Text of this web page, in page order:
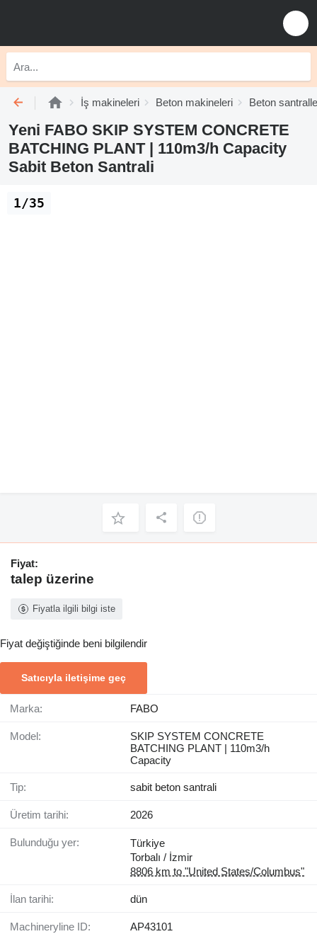
İş makineleri Beton makineleri Beton
Yeni FABO SKIP SYSTEM CONCRETE
BATCHING PLANT | 110m3/h Capacity
Sabit Beton Santrali
1/35
Fiyat:
talep üzerine
Fiyatla ilgili bilgi iste
Fiyat değiştiğinde beni bilgilendir
Satıcıyla iletişime geç
Marka: FABO
Model:
SKIP SYSTEM CONCRETE
BATCHING PLANT | 110m3/h
Capacity
Tip: sabit beton santrali
Üretim tarihi: 2026
Bulunduğu yer:
Türkiye
Torbalı / İzmir
8806 km to "United States/Columbus"
İlan tarihi: dün
Machineryline ID: AP43101